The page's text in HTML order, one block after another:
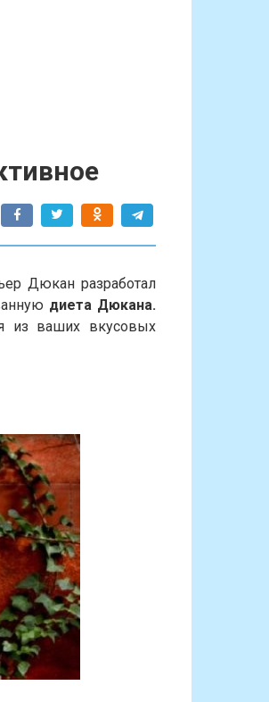
Дюкан разработал
диета Дюкана.
из ваших вкусовых